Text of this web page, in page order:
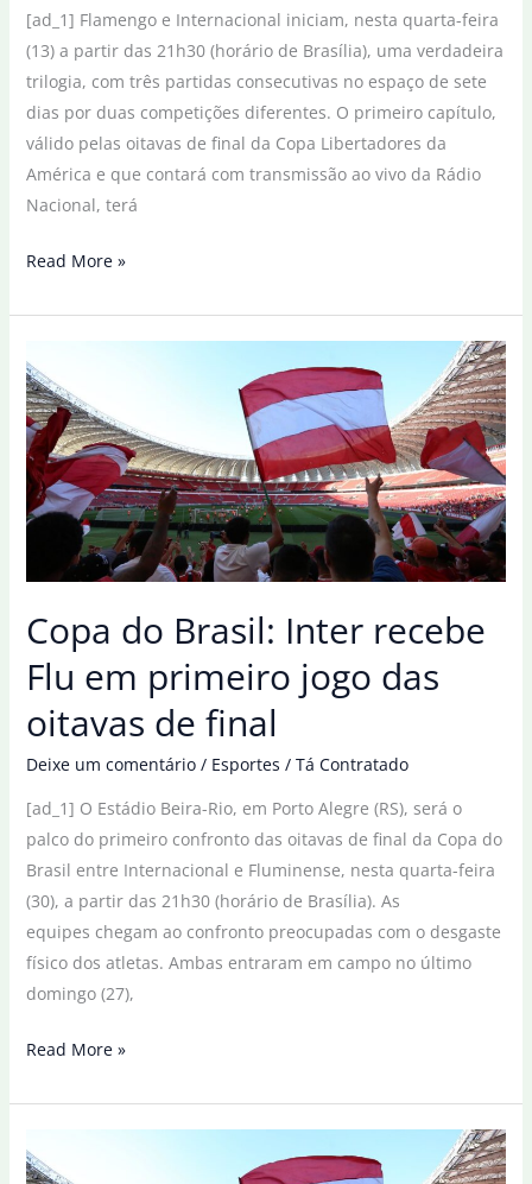
[ad_1] Flamengo e Internacional iniciam, nesta quarta-feira
(13) a partir das 21h30 (horário de Brasília), uma verdadeira
trilogia, com três partidas consecutivas no espaço de sete
dias por duas competições diferentes. O primeiro capítulo,
válido pelas oitavas de final da Copa Libertadores da
América e que contará com transmissão ao vivo da Rádio
Nacional, terá
Fla
Inter
disputa
por
vaga
nas
quartas
Libertadores
Read More »
Copa do Brasil: Inter recebe
Flu em primeiro jogo das
oitavas de final
Deixe um comentário / Esportes / Tá Contratado
[ad_1] O Estádio Beira-Rio, em Porto Alegre (RS), será o
palco do primeiro confronto das oitavas de final da Copa do
Brasil entre Internacional e Fluminense, nesta quarta-feira
(30), a partir das 21h30 (horário de Brasília). As
equipes chegam ao confronto preocupadas com o desgaste
físico dos atletas. Ambas entraram em campo no último
domingo (27),
Copa
Brasil:
recebe
Read More »